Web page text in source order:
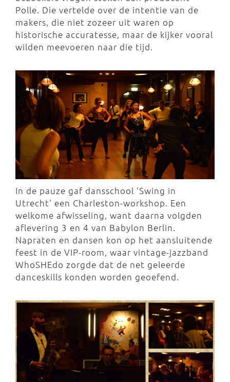
Polle. Die vertelde over de intentie van de
makers, die niet zozeer uit waren op
historische accuratesse, maar de kijker vooral
wilden meevoeren naar die tijd.
In de pauze gaf dansschool 'Swing in
Utrecht' een Charleston-workshop. Een
welkome afwisseling, want daarna volgden
aflevering 3 en 4 van Babylon Berlin.
Napraten en dansen kon op het aansluitende
feest in de VIP-room, waar vintage-jazzband
WhoSHEdo zorgde dat de net geleerde
danceskills konden worden geoefend.